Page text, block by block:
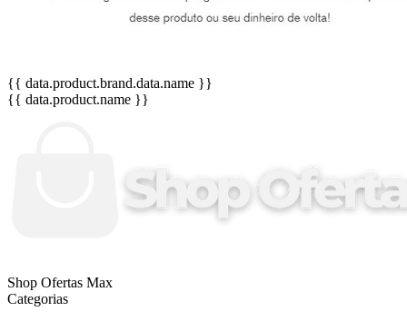
{{ data.product.brand.data.name }}
{{ data.product.name }}
Shop Ofertas Max
Categorias